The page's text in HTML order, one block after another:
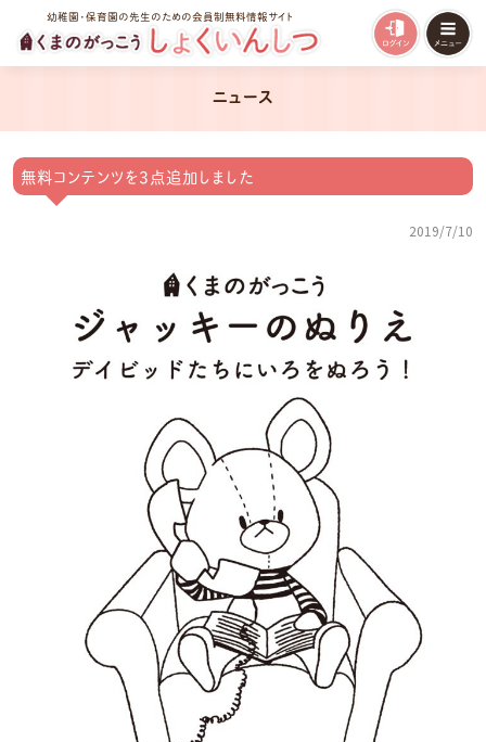
幼稚園・保育園の先生のための会員制無料情報サイト
ニュース
無料コンテンツを3点追加しました
2019/7/10